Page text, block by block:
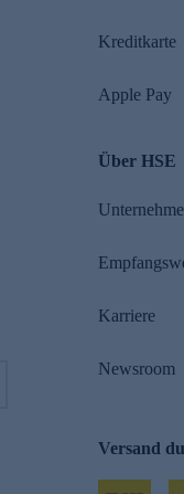
Kreditkarte
Apple Pay
Über HSE
Karriere
Newsroom
Versand